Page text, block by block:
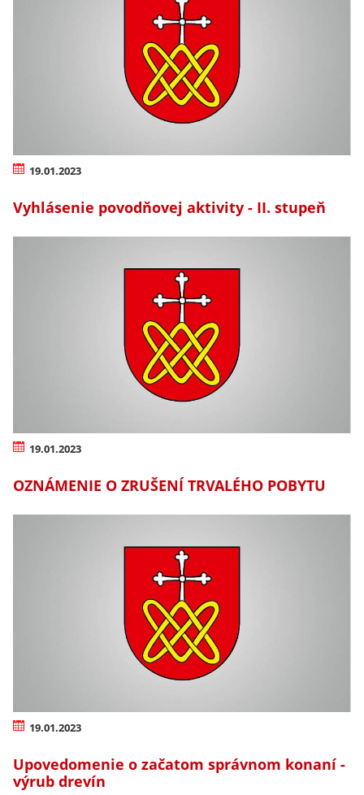
19.01.2023
Vyhlásenie povodňovej aktivity - II. stupeň
19.01.2023
OZNÁMENIE O ZRUŠENÍ TRVALÉHO POBYTU
19.01.2023
Upovedomenie o začatom správnom konaní -
výrub drevín